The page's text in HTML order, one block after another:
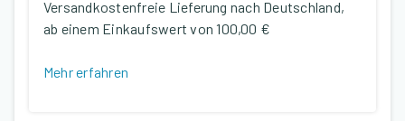
Versandkostenfreie Lieferung nach Deutschland,
ab einem Einkaufswert von 100,00 €
Mehr erfahren